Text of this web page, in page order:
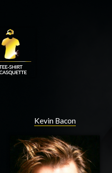
Kevin Bacon